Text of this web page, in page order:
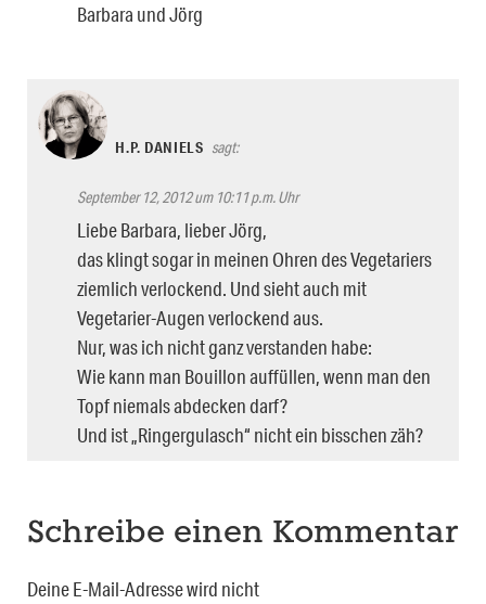
Barbara und Jörg
H.P. DANIELS sagt:
September 12, 2012 um 10:11 p.m. Uhr
Liebe Barbara, lieber Jörg,
das klingt sogar in meinen Ohren des Vegetariers
ziemlich verlockend. Und sieht auch mit
Vegetarier-Augen verlockend aus.
Nur, was ich nicht ganz verstanden habe:
Wie kann man Bouillon auffüllen, wenn man den
Topf niemals abdecken darf?
Und ist „Ringergulasch“ nicht ein bisschen zäh?
Schreibe einen Kommentar
Deine E-Mail-Adresse wird nicht